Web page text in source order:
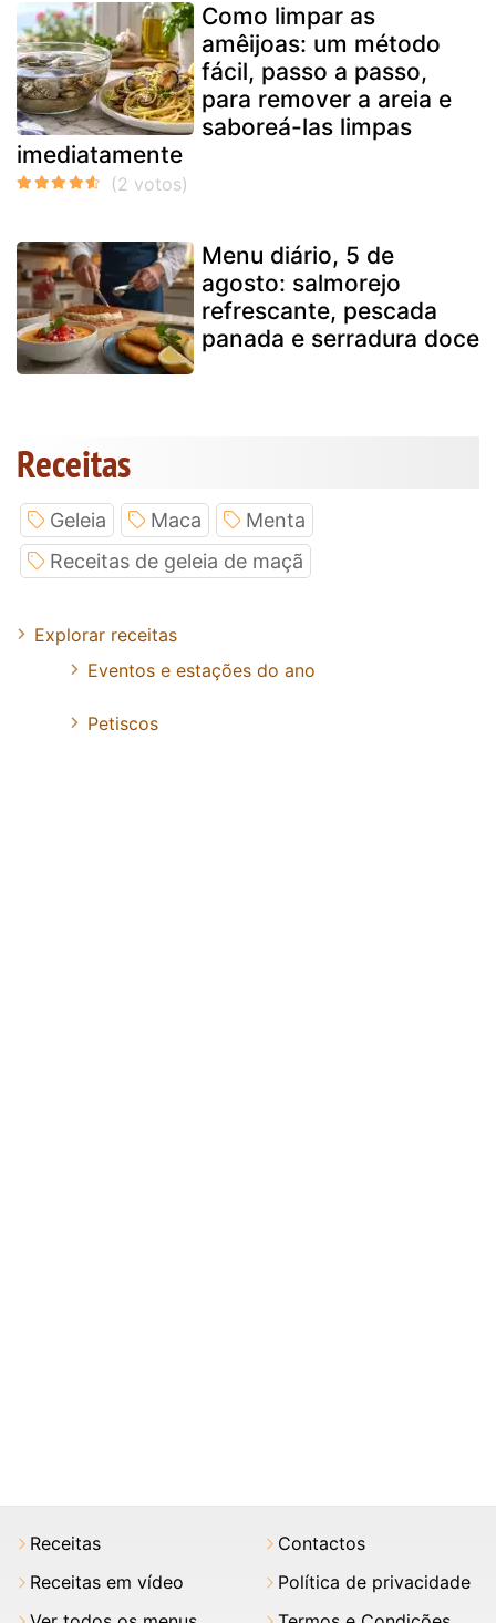
Como limpar as
amêijoas: um método
fácil, passo a passo,
para remover a areia e
saboreá-las limpas
imediatamente
Menu diário, 5 de
agosto: salmorejo
refrescante, pescada
panada e serradura doce
Receitas
Geleia Maca
Menta
Receitas de geleia de maçã
Explorar receitas
Eventos e estações do ano
Petiscos
Receitas
Receitas em vídeo
Contactos
Política de privacidade